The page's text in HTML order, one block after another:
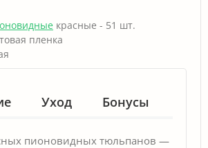
красные - 51 шт.
пленка
Уход Бонусы
пионовидных тюльпанов —